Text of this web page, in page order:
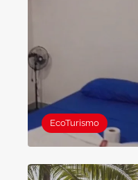
EcoTurismo